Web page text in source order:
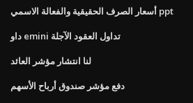
أسعار الصرف الحقيقية والفعالة الاسمي ppt
داو emini تداول العقود الآجلة
لنا انتشار مؤشر العائد
دفع مؤشر صندوق أرباح الأسهم